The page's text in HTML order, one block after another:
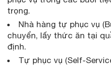
trọng.
Nhà hàng tự phục vụ
chuyển, lấy thức ăn tại
định.
Tự phục vụ (Self-